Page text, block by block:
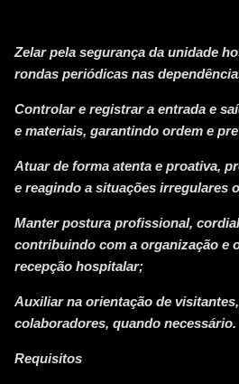
Zelar pela segurança da unidade
rondas periódicas nas
Controlar e registrar a entrada e
e materiais, garantindo ordem e
Atuar de forma atenta e proativa,
e reagindo a situações irregulares
Manter postura profissional,
contribuindo com a organização e
recepção hospitalar;
Auxiliar na orientação de
colaboradores, quando necessário.
Requisitos